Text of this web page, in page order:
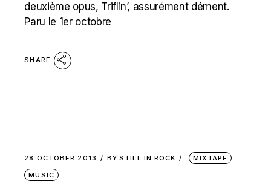
deuxième opus, Triflin’, assurément dément.
Paru le 1er octobre
SHARE
28 OCTOBER 2013 BY STILL IN ROCK
MIXTAPE
MUSIC